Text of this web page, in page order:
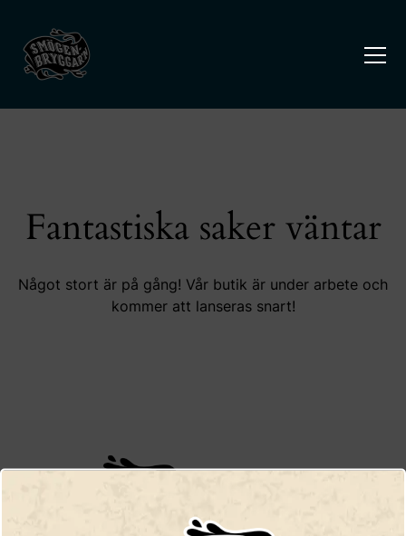
Fantastiska saker väntar
Något stort är på gång! Vår butik är under arbete och
kommer att lanseras snart!